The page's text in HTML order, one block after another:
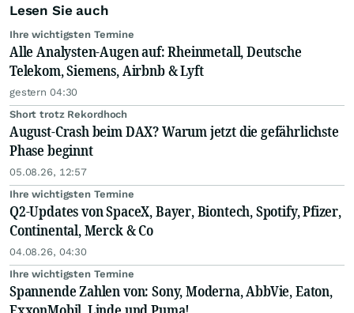
Lesen Sie auch
Ihre wichtigsten Termine
Alle Analysten-Augen auf: Rheinmetall, Deutsche
Telekom, Siemens, Airbnb & Lyft
gestern 04:30
Short trotz Rekordhoch
August-Crash beim DAX? Warum jetzt die gefährlichste
Phase beginnt
05.08.26, 12:57
Ihre wichtigsten Termine
Q2-Updates von SpaceX, Bayer, Biontech, Spotify, Pfizer,
Continental, Merck & Co
04.08.26, 04:30
Ihre wichtigsten Termine
Spannende Zahlen von: Sony, Moderna, AbbVie, Eaton,